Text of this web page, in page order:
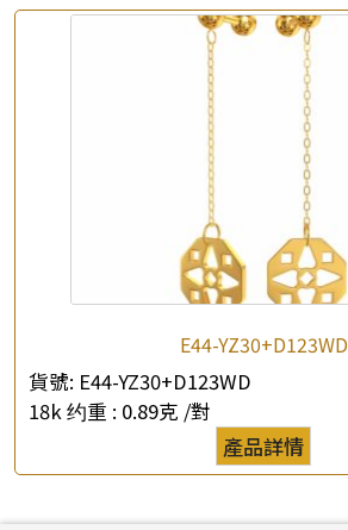
E44-YZ30+D123WD
貨號: E44-YZ30+D123WD
18k 约重 : 0.89克 /對
產品詳情